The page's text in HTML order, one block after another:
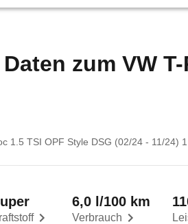
zum VW
1.5 TSI OPF Style DSG (02/24 - 11/24) 1
Verbrauch
6,0 l/100 km